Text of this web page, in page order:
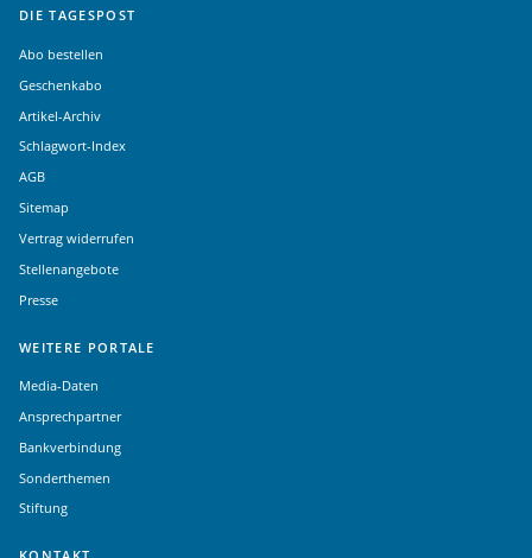
DIE TAGESPOST
Abo bestellen
Geschenkabo
Artikel-Archiv
Schlagwort-Index
AGB
Sitemap
Vertrag widerrufen
Stellenangebote
Presse
WEITERE PORTALE
Media-Daten
Ansprechpartner
Bankverbindung
Sonderthemen
Stiftung